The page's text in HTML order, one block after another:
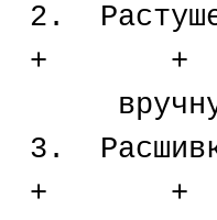
2.
+
вручную
3.
+